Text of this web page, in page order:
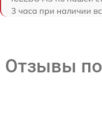
3 часа при наличии
Отзывы